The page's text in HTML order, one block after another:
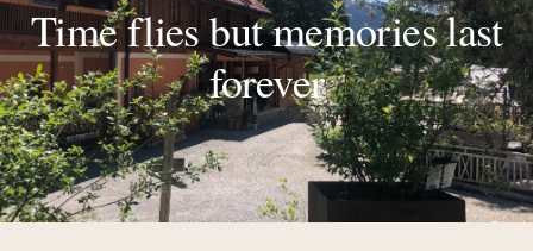
Time flies but memories last
forever